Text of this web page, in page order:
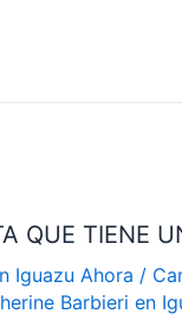
QUE TIENE
Iguazu Ahora /
Barbieri en